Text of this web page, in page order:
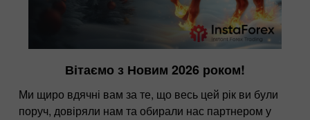
Вітаємо з Новим 2026 роком!
Ми щиро вдячні вам за те, що весь цей рік ви були
поруч, довіряли нам та обирали нас партнером у